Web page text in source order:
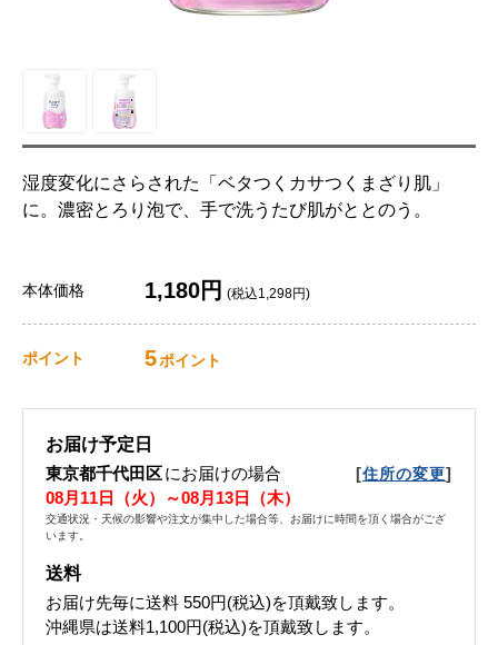
湿度変化にさらされた「ベタつくカサつくまざり肌」
に。濃密とろり泡で、手で洗うたび肌がととのう。
本体価格 1,180円 (税込1,298円)
ポイント 5ポイント
お届け予定日
東京都千代田区にお届けの場合 [住所の変更]
08月11日（火）～08月13日（木）
交通状況・天候の影響や注文が集中した場合等、お届けに時間を頂く場合がござ
います。
送料
お届け先毎に送料 550円(税込)を頂戴致します。
沖縄県は送料1,100円(税込)を頂戴致します。